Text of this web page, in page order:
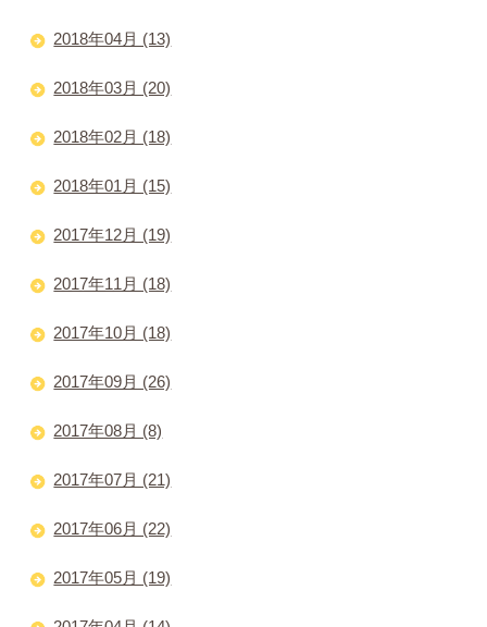
2018年04月 (13)
2018年03月 (20)
2018年02月 (18)
2018年01月 (15)
2017年12月 (19)
2017年11月 (18)
2017年10月 (18)
2017年09月 (26)
2017年08月 (8)
2017年07月 (21)
2017年06月 (22)
2017年05月 (19)